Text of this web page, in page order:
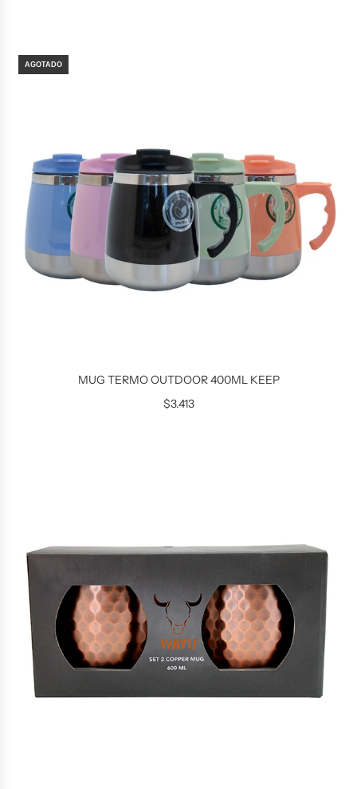
AGOTADO
MUG TERMO OUTDOOR 400ML KEEP
$3.413